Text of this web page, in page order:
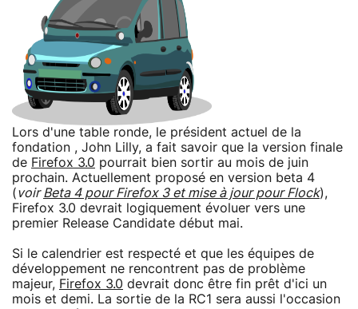
Lors d'une table ronde, le président actuel de la
fondation , John Lilly, a fait savoir que la version finale
de Firefox 3.0 pourrait bien sortir au mois de juin
prochain. Actuellement proposé en version beta 4
(voirBeta 4 pour Firefox 3 et mise à jour pour Flock),
Firefox 3.0 devrait logiquement évoluer vers une
premier Release Candidate début mai.
Si le calendrier est respecté et que les équipes de
développement ne rencontrent pas de problème
majeur, Firefox 3.0 devrait donc être fin prêt d'ici un
mois et demi. La sortie de la RC1 sera aussi l'occasion